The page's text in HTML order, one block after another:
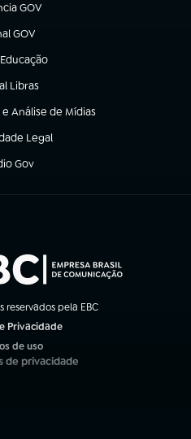
GOV
nova aba)
GOV
em nova aba)
nova aba)
Libras
em nova aba)
Análise de Mídias
Legal
nova aba)
Gov
em nova aba)
reservados pela EBC
Privacidade
de uso
nova aba)
de privacidade